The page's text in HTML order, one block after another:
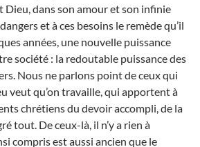
Dieu, dans son amour et son infinie
et à ces besoins le remède qu’il
années, une nouvelle puissance
société : la redoutable puissance des
Nous ne parlons point de ceux qui
veut qu’on travaille, qui apportent à
chrétiens du devoir accompli, de la
tout. De ceux-là, il n’y a rien à
compris est aussi ancien que le